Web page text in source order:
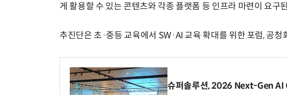
게 활용할 수 있는 콘텐츠와 각종 플랫폼 등 인프라 마련이 요구
추진단은 초·중등 교육에서 SW·AI 교육 확대를 위한 포럼, 공
슈퍼솔루션, 2026 Next-Gen